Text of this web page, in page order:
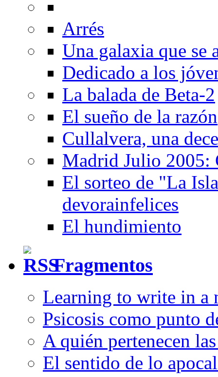
Arrés
Una galaxia que se
Dedicado a los
La balada de Beta-2
El sueño de la razón
Cullalvera, una
Madrid Julio 2005:
El sorteo de "La
devorainfelices
El hundimiento
Fragmentos
Learning to write in a
Psicosis como punto
A quién pertenecen
El sentido de lo